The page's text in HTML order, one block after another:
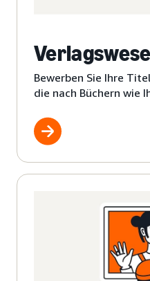
Bewerben Sie Ihre
die nach Büchern wie